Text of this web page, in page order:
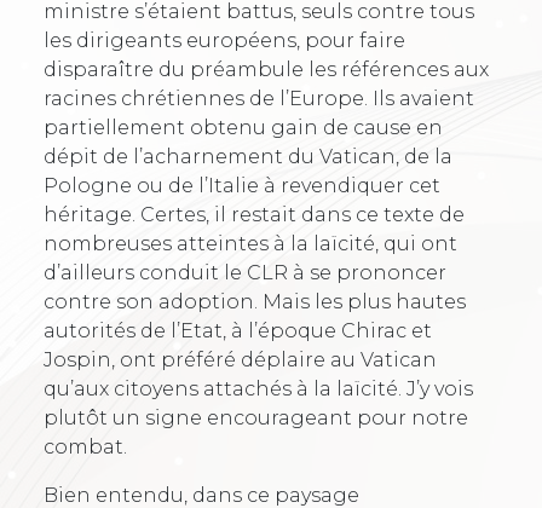
ministre s’étaient battus, seuls contre tous
les dirigeants européens, pour faire
disparaître du préambule les références aux
racines chrétiennes de l’Europe. Ils avaient
partiellement obtenu gain de cause en
dépit de l’acharnement du Vatican, de la
Pologne ou de l’Italie à revendiquer cet
héritage. Certes, il restait dans ce texte de
nombreuses atteintes à la laïcité, qui ont
d’ailleurs conduit le CLR à se prononcer
contre son adoption. Mais les plus hautes
autorités de l’Etat, à l’époque Chirac et
Jospin, ont préféré déplaire au Vatican
qu’aux citoyens attachés à la laïcité. J’y vois
plutôt un signe encourageant pour notre
combat.
Bien entendu, dans ce paysage